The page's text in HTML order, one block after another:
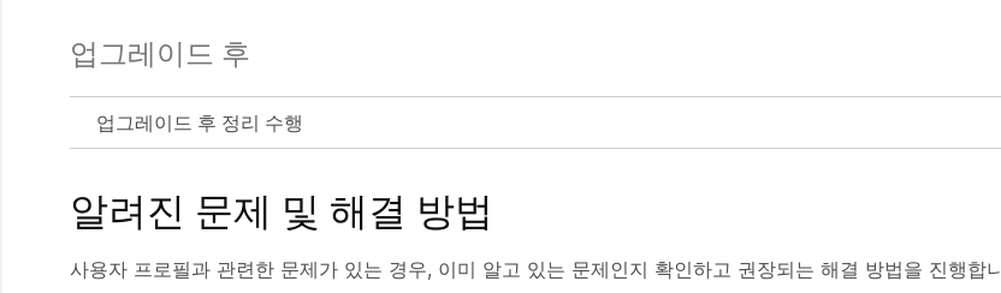
업그레이드 후
업그레이드 후 정리 수행
알려진 문제 및 해결 방법
사용자 프로필과 관련한 문제가 있는 경우, 이미 알고 있는 문제인지 확인하고 권장되는 해결 방법을 진행합